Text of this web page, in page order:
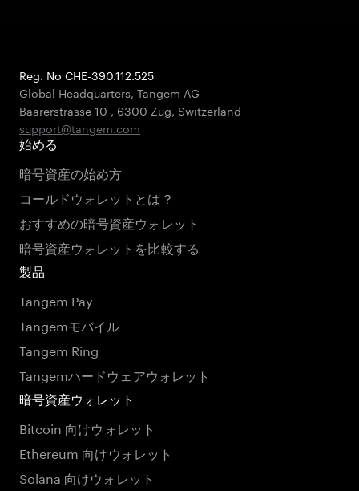
Reg. No CHE-390.112.525
Global Headquarters, Tangem AG
Baarerstrasse 10 , 6300 Zug, Switzerland
support@tangem.com
始める
暗号資産の始め方
コールドウォレットとは？
おすすめの暗号資産ウォレット
暗号資産ウォレットを比較する
製品
Tangem Pay
Tangemモバイル
Tangem Ring
Tangemハードウェアウォレット
暗号資産ウォレット
Bitcoin 向けウォレット
Ethereum 向けウォレット
Solana 向けウォレット